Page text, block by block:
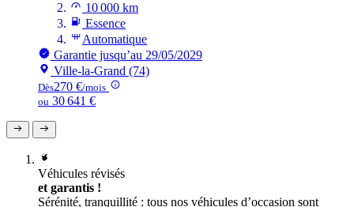
10 000 km
Essence
Automatique
Garantie jusqu’au 29/05/2029
Ville-la-Grand (74)
Dès270 €/mois
ou 30 641 €
Véhicules révisés
et garantis !
Sérénité, tranquillité : tous nos véhicules d’occasion sont